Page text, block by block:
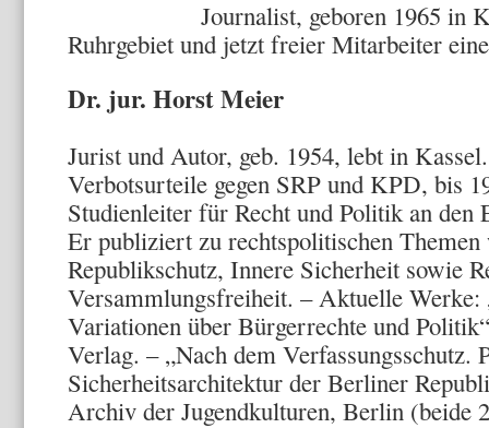
Journalist, geboren 1965 in
Ruhrgebiet und jetzt freier Mitarbeiter
Dr. jur. Horst Meier
Jurist und Autor, geb. 1954, lebt in
Verbotsurteile gegen SRP und KPD, bis
Studienleiter für Recht und Politik an den
Er publiziert zu rechtspolitischen
Republikschutz, Innere Sicherheit sowie
Versammlungsfreiheit. – Aktuelle Werke:
Variationen über Bürgerrechte und
Verlag. – „Nach dem Verfassungsschutz.
Sicherheitsarchitektur der Berliner
Archiv der Jugendkulturen, Berlin (beide